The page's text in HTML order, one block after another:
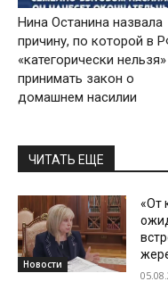
Нина Останина назвала
причину, по которой в
«категорически нельзя»
принимать закон о
домашнем насилии
ЧИТАТЬ ЕЩЕ
Новости
«От